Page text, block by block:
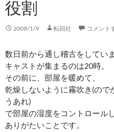
プ役割
2008/1/9 転回社 コメント
数日前から通し稽古をしていま
キャストが集まるのは20時。
その前に、部屋を暖めて、
乾燥しないように霧吹き(の
うあれ)
で部屋の湿度をコントロール
ありがたいことです。